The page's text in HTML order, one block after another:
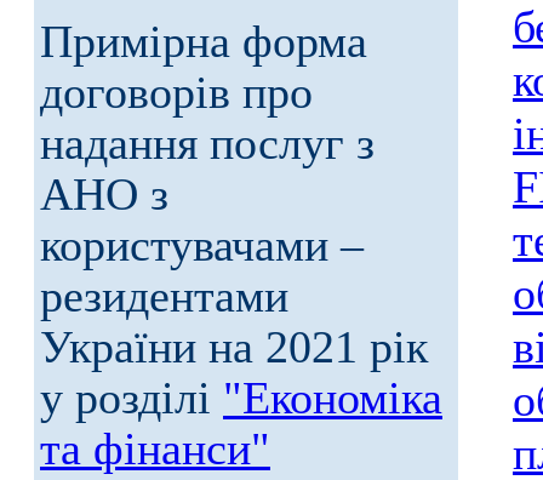
Примірна форма
договорів про
надання послуг з
АНО з
користувачами –
резидентами
України на 2021 рік
у розділі "Економіка
та фінанси"